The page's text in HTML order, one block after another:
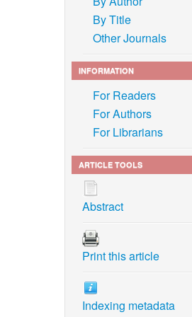
By Title
Other Journals
INFORMATION
For Readers
For Authors
For Librarians
ARTICLE TOOLS
Abstract
Print this article
Indexing metadata